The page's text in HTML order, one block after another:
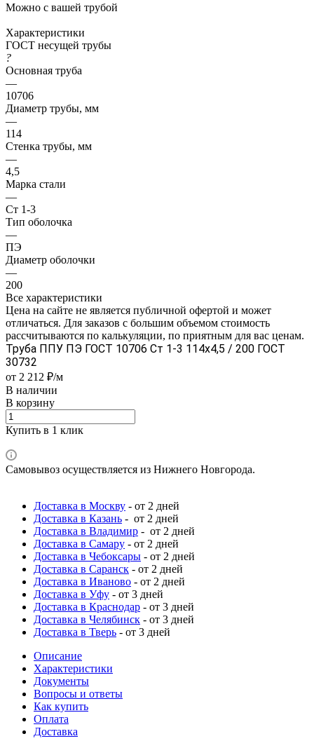
Можно с вашей трубой
Характеристики
ГОСТ несущей трубы
?
Основная труба
—
10706
Диаметр трубы, мм
—
114
Стенка трубы, мм
—
4,5
Марка стали
—
Ст 1-3
Тип оболочка
—
ПЭ
Диаметр оболочки
—
200
Все характеристики
Цена на сайте не является публичной офертой и может
отличаться. Для заказов с большим объемом стоимость
рассчитываются по калькуляции, по приятным для вас ценам.
Труба ППУ ПЭ ГОСТ 10706 Ст 1-3 114x4,5 / 200 ГОСТ
30732
от 2 212 ₽/м
В наличии
В корзину
Купить в 1 клик
Самовывоз осуществляется из Нижнего Новгорода.
Доставка в Москву - от 2 дней
Доставка в Казань - от 2 дней
Доставка в Владимир - от 2 дней
Доставка в Самару - от 2 дней
Доставка в Чебоксары - от 2 дней
Доставка в Саранск - от 2 дней
Доставка в Иваново - от 2 дней
Доставка в Уфу - от 3 дней
Доставка в Краснодар - от 3 дней
Доставка в Челябинск - от 3 дней
Доставка в Тверь - от 3 дней
Описание
Характеристики
Документы
Вопросы и ответы
Как купить
Оплата
Доставка